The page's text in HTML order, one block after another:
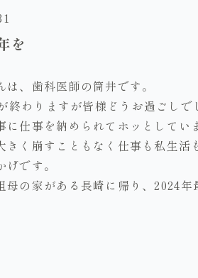
を
は、歯科医師の筒井です。
終わりますが皆様どうお過ごしで
に仕事を納められてホッとしてい
きく崩すこともなく仕事も私生
げです。
母の家がある長崎に帰り、2024年